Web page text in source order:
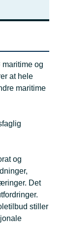
maritime og
at hele
maritime
og
Det
stiller